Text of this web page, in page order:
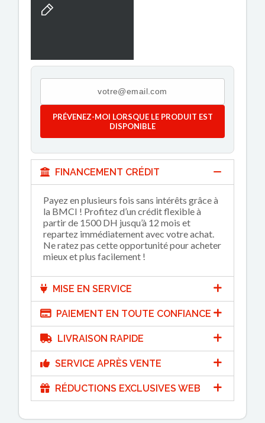
PRÉVENEZ-MOI LORSQUE LE PRODUIT EST
DISPONIBLE
FINANCEMENT CRÉDIT
Payez en plusieurs fois sans intérêts grâce à
la BMCI ! Profitez d’un crédit flexible à
partir de 1500 DH jusqu’à 12 mois et
repartez immédiatement avec votre achat.
Ne ratez pas cette opportunité pour acheter
mieux et plus facilement !
MISE EN SERVICE
PAIEMENT EN TOUTE CONFIANCE
LIVRAISON RAPIDE
SERVICE APRÈS VENTE
RÉDUCTIONS EXCLUSIVES WEB